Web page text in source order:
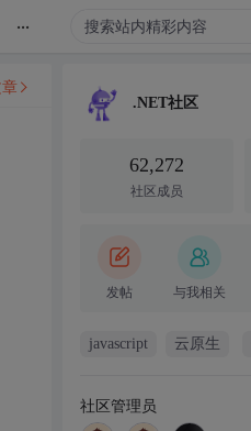
...
.NET社区
62,272
社区成员
发帖 与我相关
javascript 云原生
社区管理员